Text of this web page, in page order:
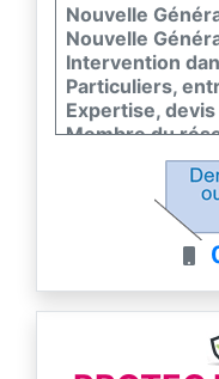
Nouvelle
Nouvelle
Intervention
Particuliers,
Expertise,
Membre du
meilleurs